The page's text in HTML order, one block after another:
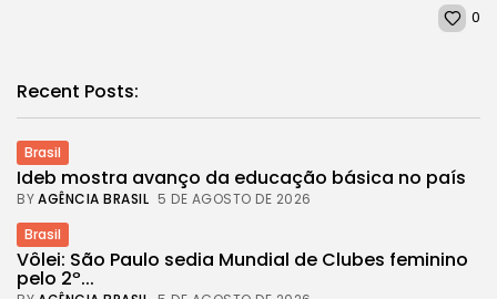
0
Recent Posts:
Brasil
Ideb mostra avanço da educação básica no país
BYAGÊNCIA BRASIL 5 DE AGOSTO DE 2026
Brasil
Vôlei: São Paulo sedia Mundial de Clubes feminino
pelo 2º...